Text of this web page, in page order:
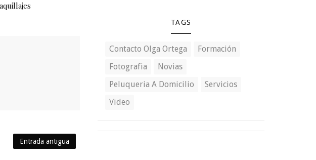
Entrada antigua
TAGS
Contacto Olga Ortega
Formación
Fotografia
Novias
Peluqueria A Domicilio
Servicios
Video